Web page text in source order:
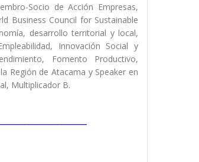
Socio de Acción Empresas,
Business Council for Sustainable
desarrollo territorial y local,
Innovación Social y
Fomento Productivo,
Región de Atacama y Speaker en
Multiplicador B.